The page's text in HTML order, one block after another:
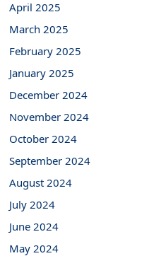
April 2025
March 2025
February 2025
January 2025
December 2024
November 2024
October 2024
September 2024
August 2024
July 2024
June 2024
May 2024